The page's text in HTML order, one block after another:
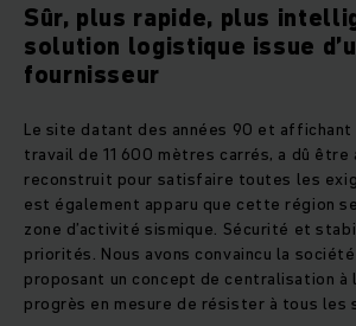
Sûr, plus rapide, plus
solution logistique issue
fournisseur
Le site datant des années 90 et affichant
travail de 11 600 mètres carrés, a dû être
reconstruit pour satisfaire toutes les
est également apparu que cette région
zone d’activité sismique. Sécurité et
priorités. Nous avons convaincu la
proposant un concept de centralisation à
progrès en mesure de résister à tous les